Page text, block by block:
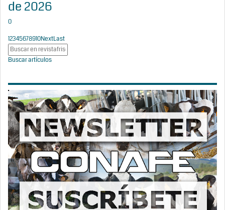
de 2026
0
12345678910NextLast
Buscar artículos